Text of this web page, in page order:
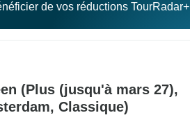
de vos réductions TourRadar+
(Plus (jusqu'à mars 27),
Classique)